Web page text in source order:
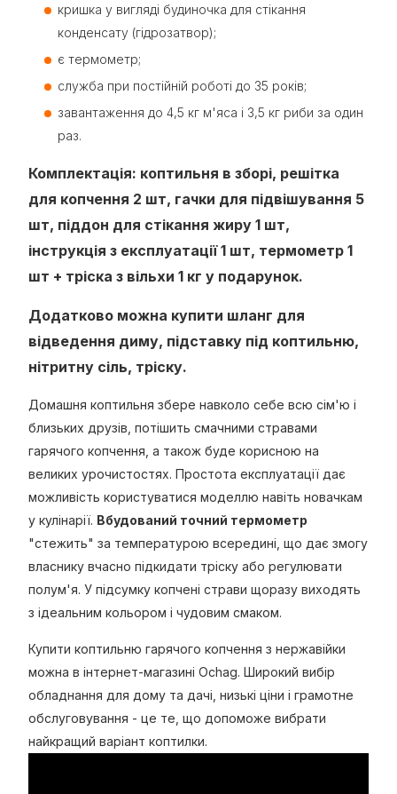
кришка у вигляді будиночка для стікання
конденсату (гідрозатвор);
є термометр;
служба при постійній роботі до 35 років;
завантаження до 4,5 кг м'яса і 3,5 кг риби за один
раз.
Комплектація: коптильня в зборі, решітка
для копчення 2 шт, гачки для підвішування 5
шт, піддон для стікання жиру 1 шт,
інструкція з експлуатації 1 шт, термометр 1
шт + тріска з вільхи 1 кг у подарунок.
Додатково можна купити шланг для
відведення диму, підставку під коптильню,
нітритну сіль, тріску.
Домашня коптильня збере навколо себе всю сім'ю і
близьких друзів, потішить смачними стравами
гарячого копчення, а також буде корисною на
великих урочистостях. Простота експлуатації дає
можливість користуватися моделлю навіть новачкам
у кулінарії. Вбудований точний термометр
"стежить" за температурою всередині, що дає змогу
власнику вчасно підкидати тріску або регулювати
полум'я. У підсумку копчені страви щоразу виходять
з ідеальним кольором і чудовим смаком.
Купити коптильню гарячого копчення з нержавійки
можна в інтернет-магазині Ochag. Широкий вибір
обладнання для дому та дачі, низькі ціни і грамотне
обслуговування - це те, що допоможе вибрати
найкращий варіант коптилки.